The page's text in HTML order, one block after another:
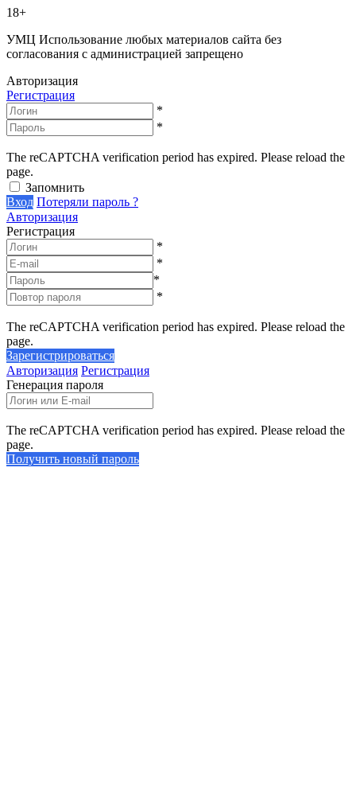
18+
УМЦ Использование любых материалов сайта без
согласования с администрацией запрещено
Авторизация
Регистрация
*
*
The reCAPTCHA verification period has expired. Please reload the
page.
Запомнить
Вход Потеряли пароль ?
Авторизация
Регистрация
*
*
*
*
The reCAPTCHA verification period has expired. Please reload the
page.
Зарегистрироваться
Авторизация Регистрация
Генерация пароля
The reCAPTCHA verification period has expired. Please reload the
page.
Получить новый пароль